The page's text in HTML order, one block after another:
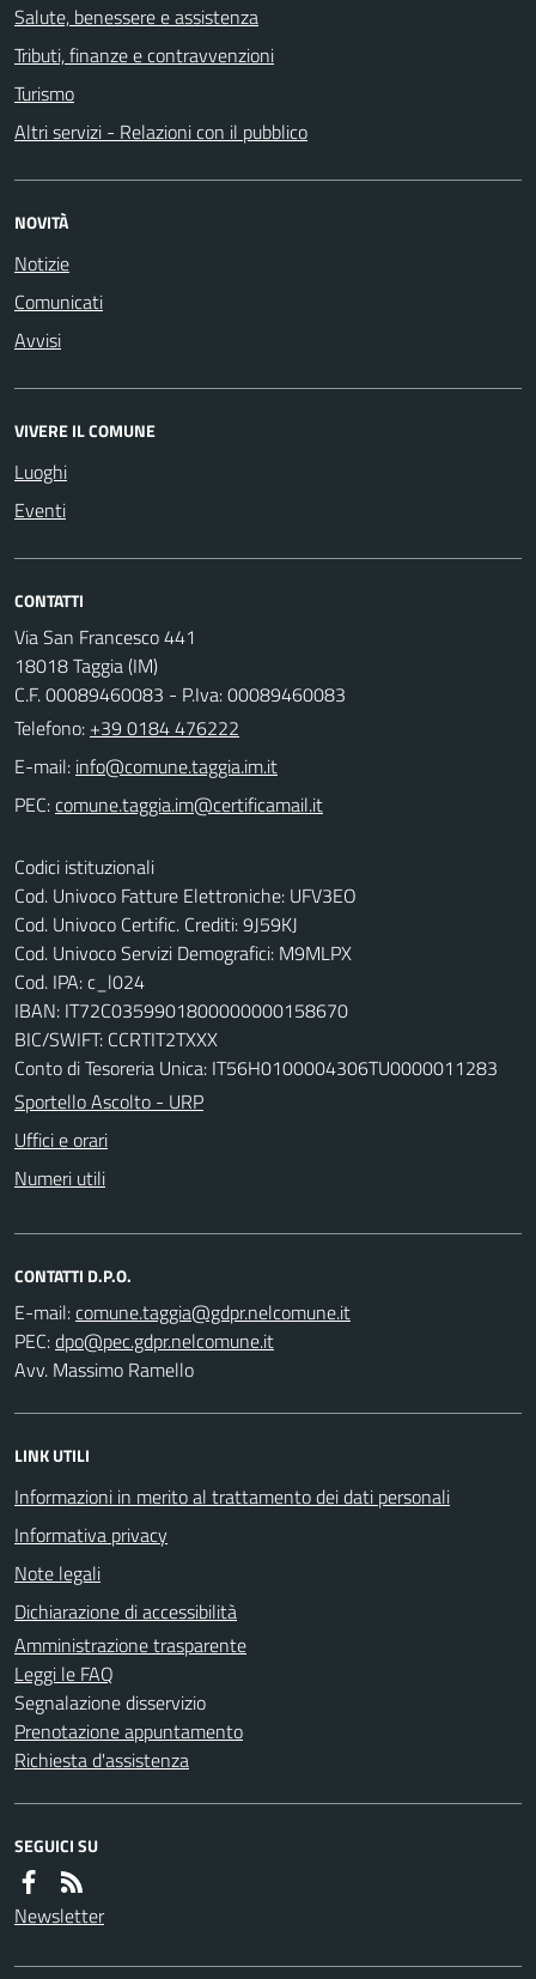
Salute, benessere e assistenza
Tributi, finanze e contravvenzioni
Turismo
Altri servizi - Relazioni con il pubblico
NOVITÀ
Notizie
Comunicati
Avvisi
VIVERE IL COMUNE
Luoghi
Eventi
CONTATTI
Via San Francesco 441
18018 Taggia (IM)
C.F. 00089460083 - P.Iva: 00089460083
Telefono: +39 0184 476222
E-mail:
PEC:
Codici istituzionali
Cod. Univoco Fatture Elettroniche: UFV3EO
Cod. Univoco Certific. Crediti: 9J59KJ
Cod. Univoco Servizi Demografici: M9MLPX
Cod. IPA: c_l024
IBAN: IT72C0359901800000000158670
BIC/SWIFT: CCRTIT2TXXX
Conto di Tesoreria Unica: IT56H0100004306TU0000011283
Sportello Ascolto - URP
Uffici e orari
Numeri utili
CONTATTI D.P.O.
E-mail:
PEC:
Avv. Massimo Ramello
LINK UTILI
Informazioni in merito al trattamento dei dati personali
Informativa privacy
Note legali
Dichiarazione di accessibilità
Amministrazione trasparente
Leggi le FAQ
Segnalazione disservizio
Prenotazione appuntamento
Richiesta d'assistenza
SEGUICI SU
Newsletter